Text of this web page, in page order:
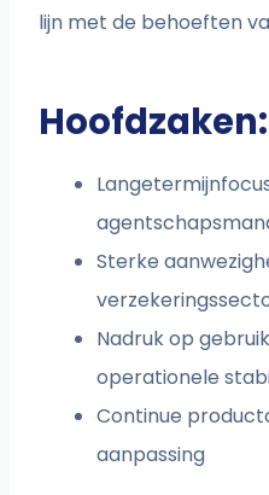
lijn met de behoeften
Hoofdzaken:
Sterke
Nadruk op
operationele
Continue
aanpassing